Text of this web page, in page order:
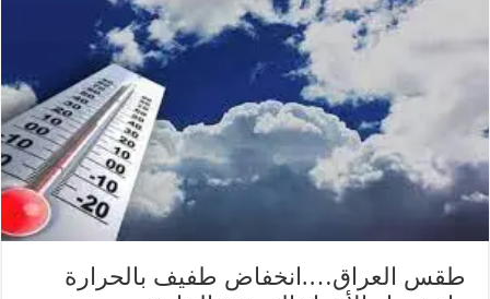
طقس العراق….انخفاض طفيف بالحرارة